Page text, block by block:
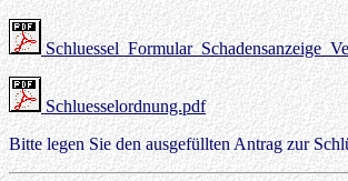
Schluesselordnung.pdf
Bitte legen Sie den ausgefüllten Antrag zur